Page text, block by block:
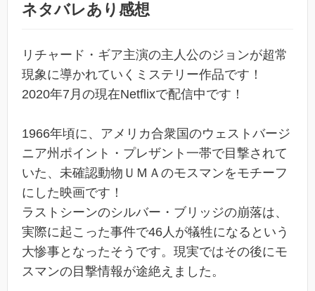
ネタバレあり感想
リチャード・ギア主演の主人公のジョンが超常
現象に導かれていくミステリー作品です！
2020年7月の現在Netflixで配信中です！
1966年頃に、アメリカ合衆国のウェストバージ
ニア州ポイント・プレザント一帯で目撃されて
いた、未確認動物ＵＭＡのモスマンをモチーフ
にした映画です！
ラストシーンのシルバー・ブリッジの崩落は、
実際に起こった事件で46人が犠牲になるという
大惨事となったそうです。現実ではその後にモ
スマンの目撃情報が途絶えました。